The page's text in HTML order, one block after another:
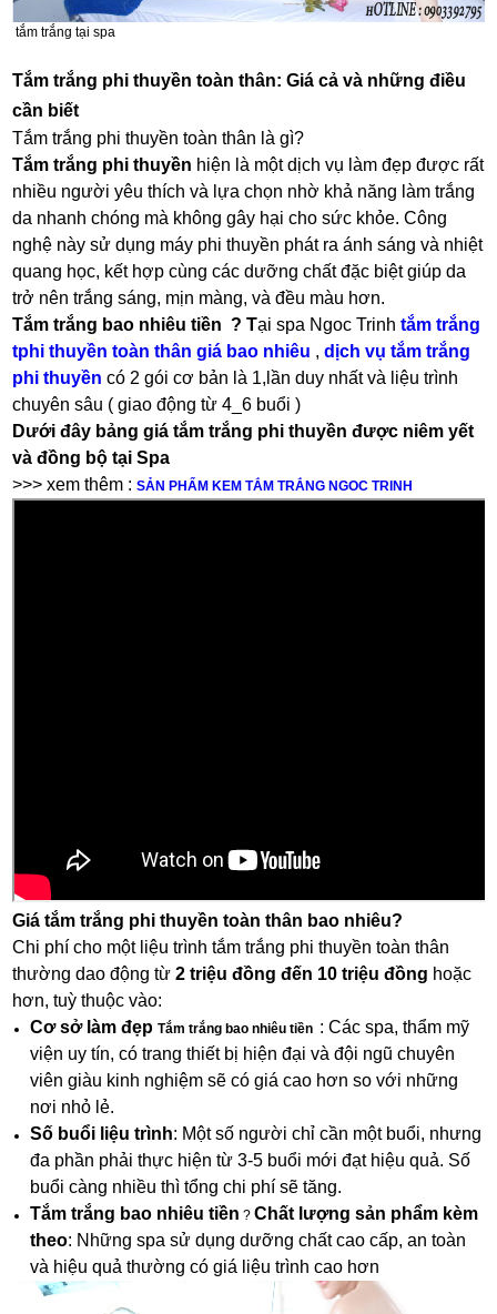
tắm trắng tại spa
Tắm trắng phi thuyền toàn thân: Giá cả và những điều
cần biết
Tắm trắng phi thuyền toàn thân là gì?
Tắm trắng phi thuyền hiện là một dịch vụ làm đẹp được rất
nhiều người yêu thích và lựa chọn nhờ khả năng làm trắng
da nhanh chóng mà không gây hại cho sức khỏe. Công
nghệ này sử dụng máy phi thuyền phát ra ánh sáng và nhiệt
quang học, kết hợp cùng các dưỡng chất đặc biệt giúp da
trở nên trắng sáng, mịn màng, và đều màu hơn.
Tắm trắng bao nhiêu tiền ? Tại spa Ngoc Trinhtắm trắng
tphi thuyền toàn thân giá bao nhiêu ,dịch vụ tắm trắng
phi thuyền có 2 gói cơ bản là 1,lần duy nhất và liệu trình
chuyên sâu ( giao động từ 4_6 buổi )
Dưới đây bảng giá tắm trắng phi thuyền được niêm yết
và đồng bộ tại Spa
>>> xem thêm :SẢN PHẨM KEM TẮM TRẮNG NGOC TRINH
Giá tắm trắng phi thuyền toàn thân bao nhiêu?
Chi phí cho một liệu trình tắm trắng phi thuyền toàn thân
thường dao động từ2 triệu đồng đến 10 triệu đồng hoặc
hơn, tuỳ thuộc vào:
Cơ sở làm đẹp Tắm trắng bao nhiêu tiền : Các spa, thẩm mỹ
viện uy tín, có trang thiết bị hiện đại và đội ngũ chuyên
viên giàu kinh nghiệm sẽ có giá cao hơn so với những
nơi nhỏ lẻ.
Số buổi liệu trình: Một số người chỉ cần một buổi, nhưng
đa phần phải thực hiện từ 3-5 buổi mới đạt hiệu quả. Số
buổi càng nhiều thì tổng chi phí sẽ tăng.
Tắm trắng bao nhiêu tiền ?Chất lượng sản phẩm kèm
theo: Những spa sử dụng dưỡng chất cao cấp, an toàn
và hiệu quả thường có giá liệu trình cao hơn